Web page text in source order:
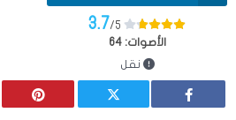
3.7/5
الأصوات:64
نقل